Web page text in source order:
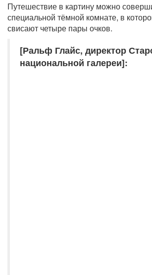
Путешествие в картину можно
специальной тёмной комнате, в
свисают четыре пары очков.
[Ральф Глайс, директор
национальной галереи]: